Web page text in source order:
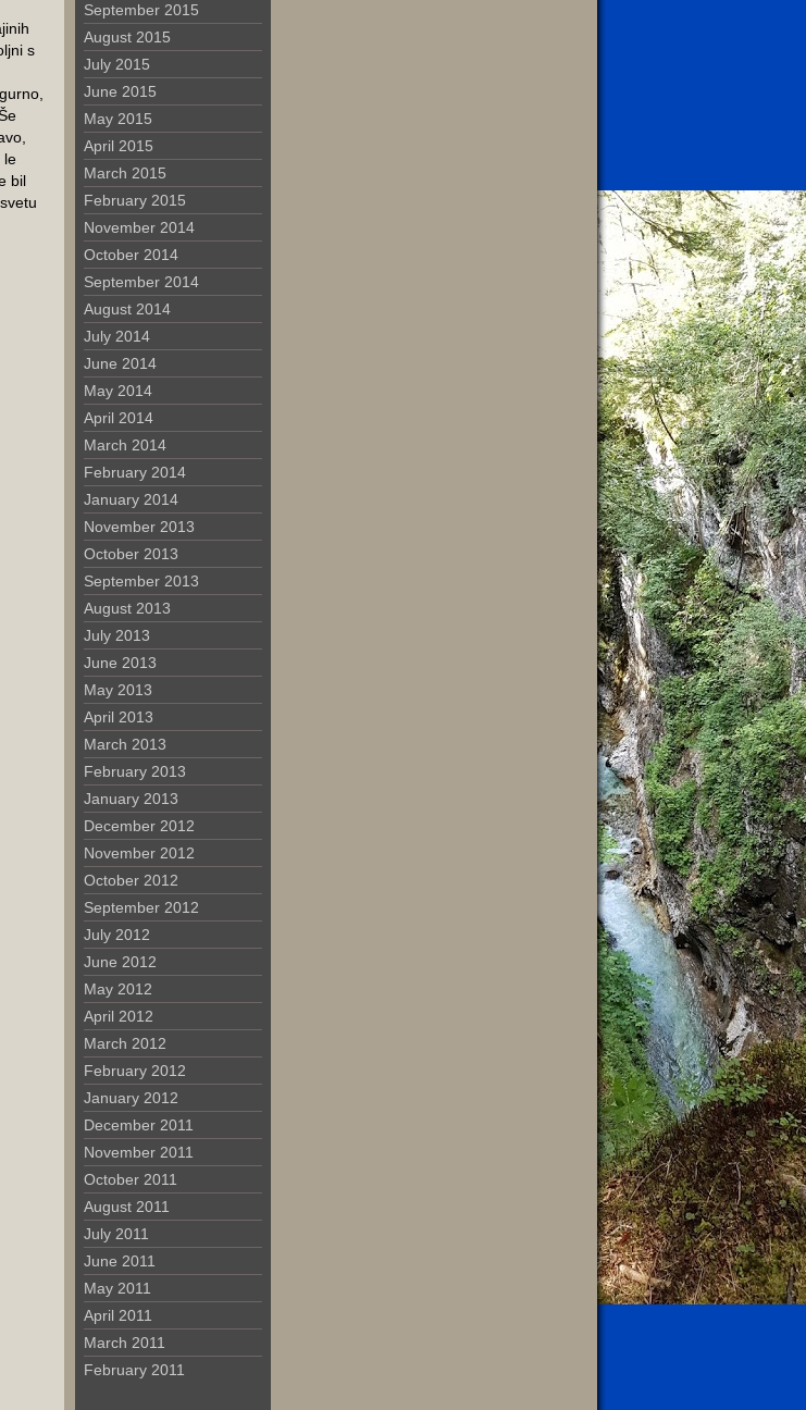
s
le
bil
September 2015
August 2015
July 2015
June 2015
May 2015
April 2015
March 2015
February 2015
November 2014
October 2014
September 2014
August 2014
July 2014
June 2014
May 2014
April 2014
March 2014
February 2014
January 2014
November 2013
October 2013
September 2013
August 2013
July 2013
June 2013
May 2013
April 2013
March 2013
February 2013
January 2013
December 2012
November 2012
October 2012
September 2012
July 2012
June 2012
May 2012
April 2012
March 2012
February 2012
January 2012
December 2011
November 2011
October 2011
August 2011
July 2011
June 2011
May 2011
April 2011
March 2011
February 2011